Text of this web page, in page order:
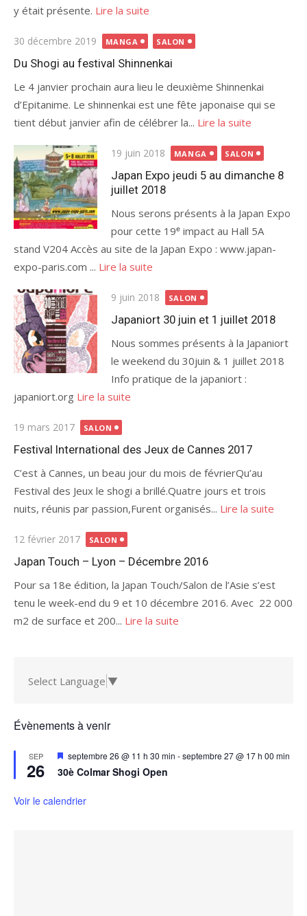
y était présente. Lire la suite
Publié
le
30 décembre 2019 MANGA SALON
Du Shogi au festival Shinnenkai
Le 4 janvier prochain aura lieu le deuxième Shinnenkai
d’Epitanime. Le shinnenkai est une fête japonaise qui se
tient début janvier afin de célébrer la... Lire la suite
Publié
le
19 juin 2018 MANGA SALON
Japan Expo jeudi 5 au dimanche 8
juillet 2018
Nous serons présents à la Japan Expo
pour cette 19ᵉ impact au Hall 5A
stand V204 Accès au site de la Japan Expo : www.japan-
expo-paris.com ... Lire la suite
Publié
le
9 juin 2018 SALON
Japaniort 30 juin et 1 juillet 2018
Nous sommes présents à la Japaniort
le weekend du 30juin & 1 juillet 2018
Info pratique de la japaniort :
japaniort.org Lire la suite
Publié
le
19 mars 2017 SALON
Festival International des Jeux de Cannes 2017
C’est à Cannes, un beau jour du mois de févrierQu’au
Festival des Jeux le shogi a brillé.Quatre jours et trois
nuits, réunis par passion,Furent organisés... Lire la suite
Publié
le
12 février 2017 SALON
Japan Touch – Lyon – Décembre 2016
Pour sa 18e édition, la Japan Touch/Salon de l’Asie s’est
tenu le week-end du 9 et 10 décembre 2016. Avec 22 000
m2 de surface et 200... Lire la suite
Select Language ▼
Évènements à venir
SEP
26
Mis
en
avant
septembre 26 @ 11 h 30 min -septembre 27 @ 17 h 00 min
30è Colmar Shogi Open
Voir le calendrier